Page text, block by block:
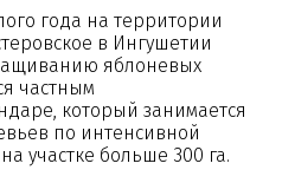
года на территории
в Ингушетии
яблоневых
частным
который занимается
по интенсивной
участке больше 300 га.